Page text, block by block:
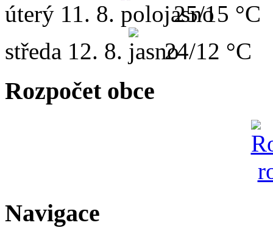
úterý 11. 8.
25/15 °C
středa 12. 8. 24/12 °C
Rozpočet obce
Navigace